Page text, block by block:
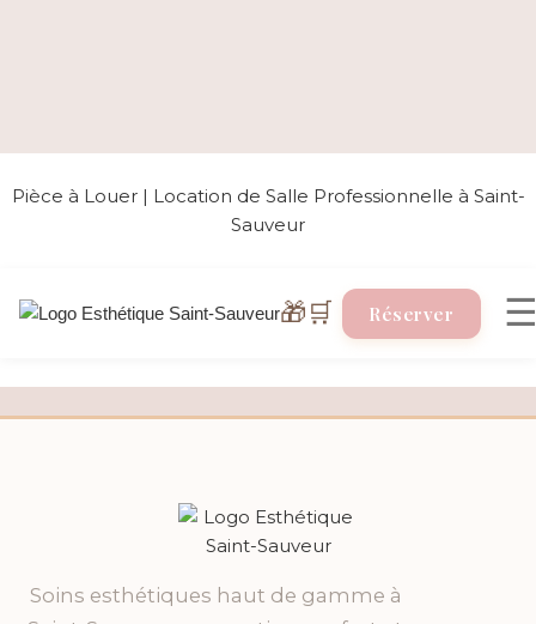
Pièce à Louer | Location de Salle Professionnelle à Saint-
Sauveur
🎁 🛒 Réserver
Soins esthétiques haut de gamme à